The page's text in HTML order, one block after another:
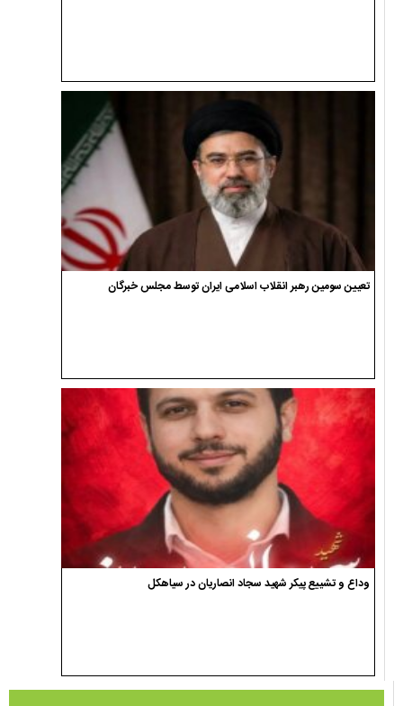
تعیین سومین رهبر انقلاب اسلامی ایران توسط مجلس خبرگان
وداع و تشییع پیکر شهید سجاد انصاریان در سیاهکل